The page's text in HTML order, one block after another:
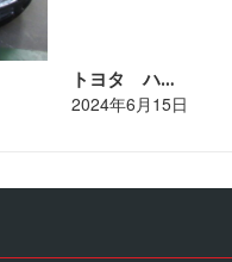
トヨタ ハ…
2024年6月15日